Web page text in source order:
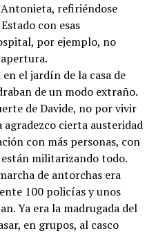
Antonieta, refiriéndose
con esas
por ejemplo, no
el jardín de la casa de
de un modo extraño.
de Davide, no por vivir
cierta austeridad
con más personas, con
están militarizando todo.
de antorchas era
100 policías y unos
Ya era la madrugada del
en grupos, al casco